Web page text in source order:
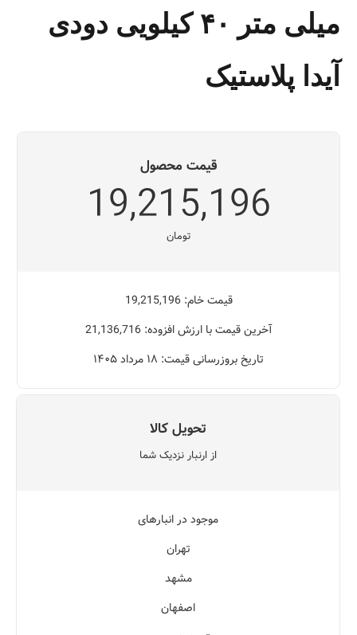
میلی متر ۴۰ کیلویی دودی
آیدا پلاستیک
قیمت محصول
19,215,196
تومان
قیمت خام: 19,215,196
آخرین قیمت با ارزش افزوده: 21,136,716
تاریخ بروزرسانی قیمت: ۱۸ مرداد ۱۴۰۵
تحویل کالا
از ارنبار نزدیک شما
موجود در انبارهای
تهران
مشهد
اصفهان